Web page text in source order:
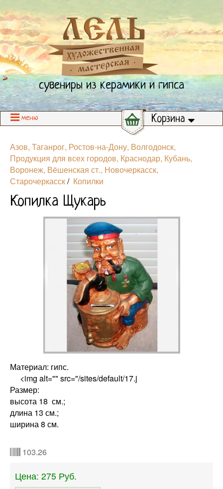
сувениры из керамики и гипса
меню Корзина
Азов, Таганрог, Ростов-на-Дону, Волгодонск,
Продукция для всех городов, Краснодар, Кубань,
Воронеж, Вёшенская ст., Новочеркасск,
Старочеркасск/ Копилки
Копилка Щукарь
Материал: гипс.
<img alt="" src="/sites/default/17.j
Размер:
высота 18 см.;
длина 13 см.;
ширина 8 см.
103.26
Цена: 275 Руб.